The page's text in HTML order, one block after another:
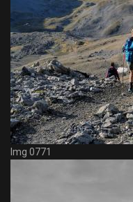
Img 0771